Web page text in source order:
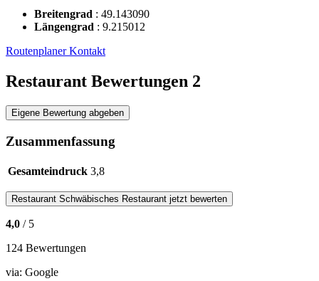
Breitengrad : 49.143090
Längengrad : 9.215012
RoutenplanerKontakt
Restaurant Bewertungen 2
Eigene Bewertung abgeben
Zusammenfassung
Gesamteindruck 3,8
Restaurant Schwäbisches Restaurant jetzt bewerten
4,0 / 5
124 Bewertungen
via: Google